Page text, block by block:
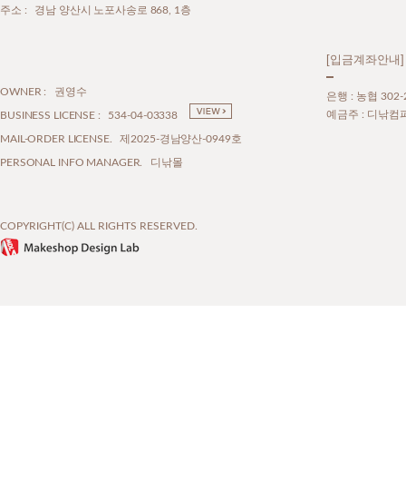
주소 : 경남 양산시 노포사송로 868, 1층
OWNER : 권영수
BUSINESS LICENSE : 534-04-03338
MAIL-ORDER LICENSE. 제2025-경남양산-0949호
PERSONAL INFO MANAGER. 디낚몰
COPYRIGHT(C) ALL RIGHTS RESERVED.
[입금계좌안내]
은행 : 농협
예금주 : 디낚컴